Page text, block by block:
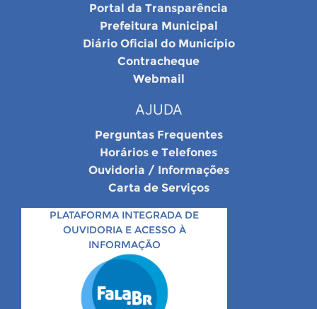
Portal da Transparência
Prefeitura Municipal
Diário Oficial do Município
Contracheque
Webmail
AJUDA
Perguntas Frequentes
Horários e Telefones
Ouvidoria / Informações
Carta de Serviços
PLATAFORMA INTEGRADA DE
OUVIDORIA E ACESSO À
INFORMAÇÃO